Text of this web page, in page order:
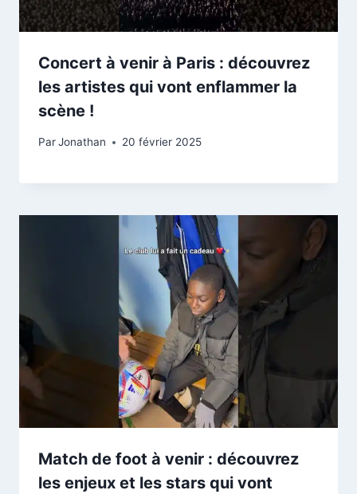
Concert à venir à Paris : découvrez
les artistes qui vont enflammer la
scène !
ParJonathan 20 février 2025
Match de foot à venir : découvrez
les enjeux et les stars qui vont